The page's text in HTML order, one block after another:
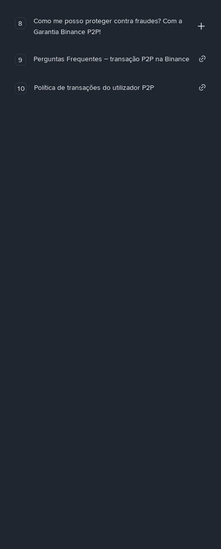
8
Como me posso proteger contra fraudes? Com a
Garantia Binance P2P!
9 Perguntas Frequentes – transação P2P na Binance
10 Política de transações do utilizador P2P